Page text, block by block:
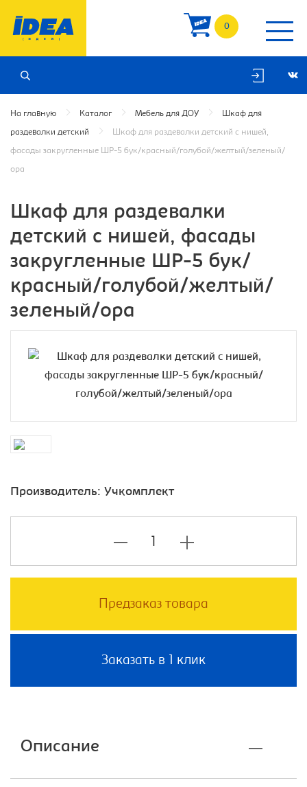
0
На главную Каталог Мебель для ДОУ Шкаф для
раздевалки детский Шкаф для раздевалки детский с нишей,
фасады закругленные ШР-5 бук/красный/голубой/желтый/зеленый/
ора
Шкаф для раздевалки
детский с нишей, фасады
закругленные ШР-5 бук/
красный/голубой/желтый/
зеленый/ора
Производитель: Учкомплект
Предзаказ товара
Заказать в 1 клик
Описание